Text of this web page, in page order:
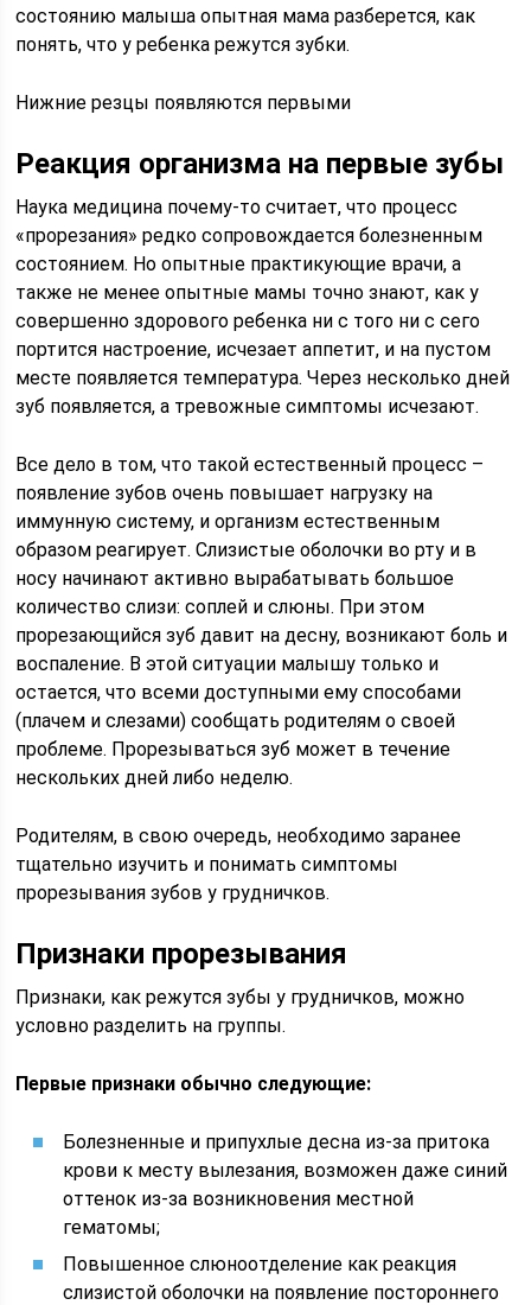
состоянию малыша опытная мама разберется, как
понять, что у ребенка режутся зубки.
Нижние резцы появляются первыми
Реакция организма на первые зубы
Наука медицина почему-то считает, что процесс
«прорезания» редко сопровождается болезненным
состоянием. Но опытные практикующие врачи, а
также не менее опытные мамы точно знают, как у
совершенно здорового ребенка ни с того ни с сего
портится настроение, исчезает аппетит, и на пустом
месте появляется температура. Через несколько дней
зуб появляется, а тревожные симптомы исчезают.
Все дело в том, что такой естественный процесс –
появление зубов очень повышает нагрузку на
иммунную систему, и организм естественным
образом реагирует. Слизистые оболочки во рту и в
носу начинают активно вырабатывать большое
количество слизи: соплей и слюны. При этом
прорезающийся зуб давит на десну, возникают боль и
воспаление. В этой ситуации малышу только и
остается, что всеми доступными ему способами
(плачем и слезами) сообщать родителям о своей
проблеме. Прорезываться зуб может в течение
нескольких дней либо неделю.
Родителям, в свою очередь, необходимо заранее
тщательно изучить и понимать симптомы
прорезывания зубов у грудничков.
Признаки прорезывания
Признаки, как режутся зубы у грудничков, можно
условно разделить на группы.
Первые признаки обычно следующие:
Болезненные и припухлые десна из-за притока
крови к месту вылезания, возможен даже синий
оттенок из-за возникновения местной
гематомы;
Повышенное слюноотделение как реакция
слизистой оболочки на появление постороннего